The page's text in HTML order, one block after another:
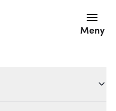
Meny